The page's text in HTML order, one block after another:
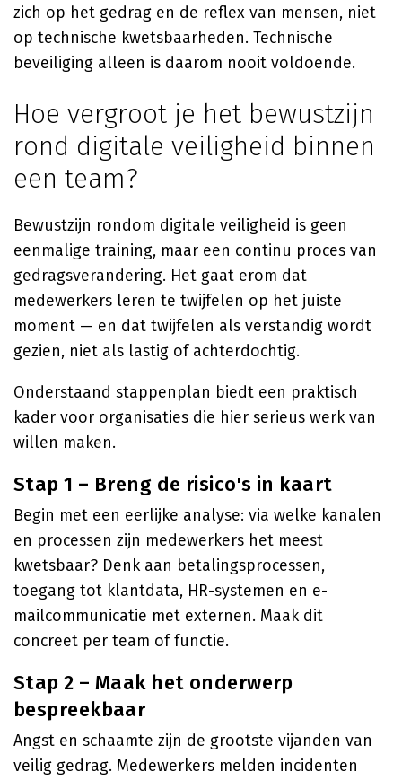
zich op het gedrag en de reflex van mensen, niet
op technische kwetsbaarheden. Technische
beveiliging alleen is daarom nooit voldoende.
Hoe vergroot je het bewustzijn
rond digitale veiligheid binnen
een team?
Bewustzijn rondom digitale veiligheid is geen
eenmalige training, maar een continu proces van
gedragsverandering. Het gaat erom dat
medewerkers leren te twijfelen op het juiste
moment — en dat twijfelen als verstandig wordt
gezien, niet als lastig of achterdochtig.
Onderstaand stappenplan biedt een praktisch
kader voor organisaties die hier serieus werk van
willen maken.
Stap 1 – Breng de risico's in kaart
Begin met een eerlijke analyse: via welke kanalen
en processen zijn medewerkers het meest
kwetsbaar? Denk aan betalingsprocessen,
toegang tot klantdata, HR-systemen en e-
mailcommunicatie met externen. Maak dit
concreet per team of functie.
Stap 2 – Maak het onderwerp
bespreekbaar
Angst en schaamte zijn de grootste vijanden van
veilig gedrag. Medewerkers melden incidenten